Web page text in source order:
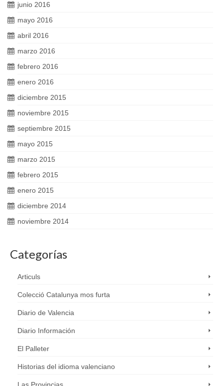
junio 2016
mayo 2016
abril 2016
marzo 2016
febrero 2016
enero 2016
diciembre 2015
noviembre 2015
septiembre 2015
mayo 2015
marzo 2015
febrero 2015
enero 2015
diciembre 2014
noviembre 2014
Categorías
Articuls
Colecció Catalunya mos furta
Diario de Valencia
Diario Información
El Palleter
Historias del idioma valenciano